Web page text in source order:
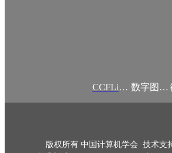
CCFLink APP 数字图书馆
版权所有 中国计算机学会 技术支